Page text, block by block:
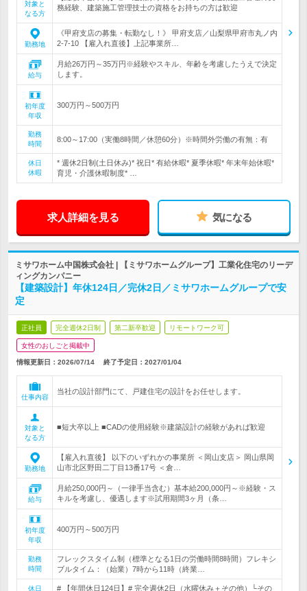
対象と
なる方
務経験、建築施工管理技士の資格をお持ちの方は歓迎
勤務地
《甲府支店の募集・転勤なし！》 甲府支店／山梨県甲府市丸ノ内
2‐7‐10 【雇入れ直後】上記事業所…
給与
月給26万円～35万円※経験やスキル、年齢を考慮したうえで決定
します。
初年度
年収
300万円～500万円
勤務
時間
8:00～17:00（実働8時間／休憩60分）※時間外労働の有無：有
休日
休暇
* 週休2日制(土日休み)* 祝日* 有給休暇* 夏季休暇* 年末年始休暇*
育児・介護休暇制度* …
求人詳細を見る 気になる
ミサワホーム中国株式会社 | 【ミサワホームグループ】工業化住宅のリーデ
ィングカンパニー
【建築設計】年休124日／完休2日／ミサワホームグループで安
定
正社員 完全週休2日制 第二新卒歓迎 リモートワーク可
女性のおしごと掲載中
情報更新日：2026/07/14 終了予定日： 2027/01/04
仕事内容
当社の設計部門にて、戸建住宅の設計をお任せします。
対象と
なる方
■短大卒以上 ■CADの使用経験※建築設計の経験があれば歓迎
勤務地
【雇入れ直後】 以下のいずれかの事業所 ＜岡山支店＞ 岡山県岡
山市北区野田二丁目13番17号 ＜倉…
給与
月給250,000円～（一律手当含む）基本給200,000円～※経験・ス
キルを考慮し、優遇します※試用期間3ヶ月（条…
初年度
年収
400万円～500万円
勤務
時間
フレックスタイム制（標準となる1日の労働時間8時間）フレキシ
ブルタイム：（始業）7時から11時（終業…
休日 # 【年間休日124日】# 完全週休2日（水曜休み＋その他）└その